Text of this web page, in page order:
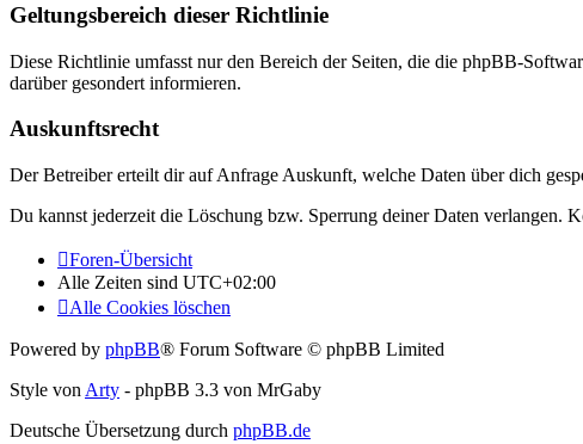
Geltungsbereich dieser Richtlinie
Diese Richtlinie umfasst nur den Bereich der Seiten, die die phpBB-
darüber gesondert informieren.
Auskunftsrecht
Der Betreiber erteilt dir auf Anfrage Auskunft, welche Daten über dich
Du kannst jederzeit die Löschung bzw. Sperrung deiner Daten verlangen.
Foren-Übersicht
Alle Zeiten sind UTC+02:00
Alle Cookies löschen
Powered by phpBB® Forum Software © phpBB Limited
Style von Arty - phpBB 3.3 von MrGaby
Deutsche Übersetzung durch phpBB.de